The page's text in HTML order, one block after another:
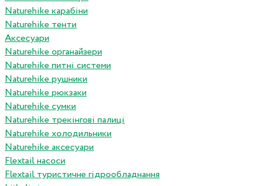
Naturehike карабіни
Naturehike тенти
Аксесуари
Naturehike органайзери
Naturehike питні системи
Naturehike рушники
Naturehike рюкзаки
Naturehike сумки
Naturehike трекінгові палиці
Naturehike холодильники
Naturehike аксесуари
Flextail насоси
Flextail туристичне гідрообладнання